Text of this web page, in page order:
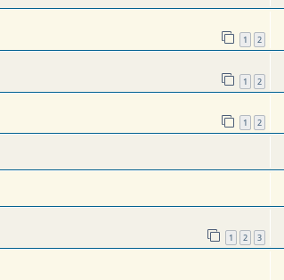
1 2
1 2
1 2
1 2 3